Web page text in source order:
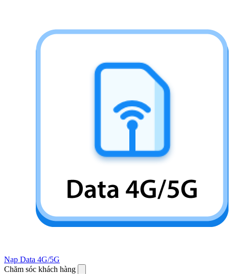
Nạp Data 4G/5G
Chăm sóc khách hàng